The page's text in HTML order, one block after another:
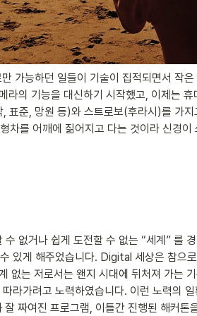
가능하던 일들이 기술이 집적되면서 작
의 기능을 대신하기 시작했고, 이제는
표준, 망원 등)와 스트로보(후라시)를 가
차를 어깨에 짊어지고 다는 것이라 신경
없거나 쉽게 도전할 수 없는 “세계” 를
있게 해주었습니다. Digital 세상은 참으
없는 저로서는 왠지 시대에 뒤처져 가
라가려고 노력하였습니다. 이런 노력
짜여진 프로그램, 이틀간 진행된 해커